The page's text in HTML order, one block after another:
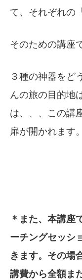
て、それぞれの
そのための講座
３種の神器をど
んの旅の目的地
は、、、この講
扉が開かれます。
＊また、本講座
ーチングセッシ
きます。その場
講費から全額ま